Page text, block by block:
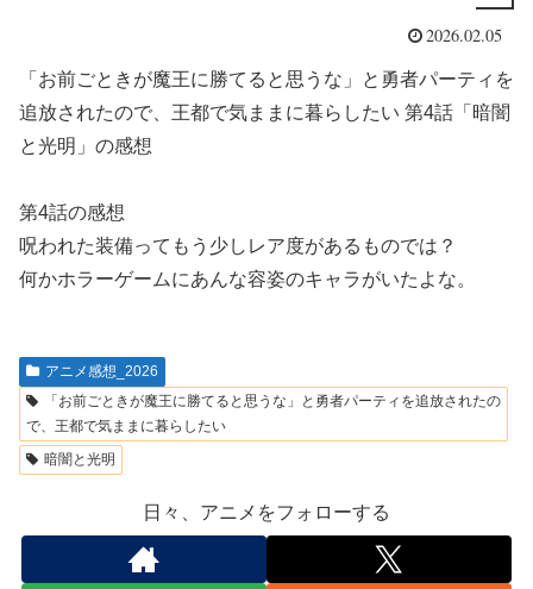
2026.02.05
「お前ごときが魔王に勝てると思うな」と勇者パーティを
追放されたので、王都で気ままに暮らしたい 第4話「暗闇
と光明」の感想
第4話の感想
呪われた装備ってもう少しレア度があるものでは？
何かホラーゲームにあんな容姿のキャラがいたよな。
アニメ感想_2026
「お前ごときが魔王に勝てると思うな」と勇者パーティを追放されたの
で、王都で気ままに暮らしたい
暗闇と光明
日々、アニメをフォローする